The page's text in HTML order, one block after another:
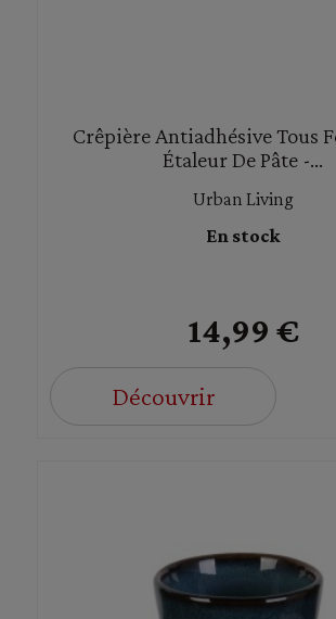
Crêpière Antiadhésive Tous
Étaleur De Pâte -...
Urban Living
En stock
14,99 €
Découvrir